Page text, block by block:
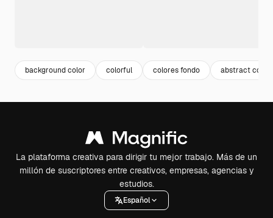
background color colorful colores fondo abstract color
La plataforma creativa para dirigir tu mejor trabajo. Más de un
millón de suscriptores entre creativos, empresas, agencias y
estudios.
Español